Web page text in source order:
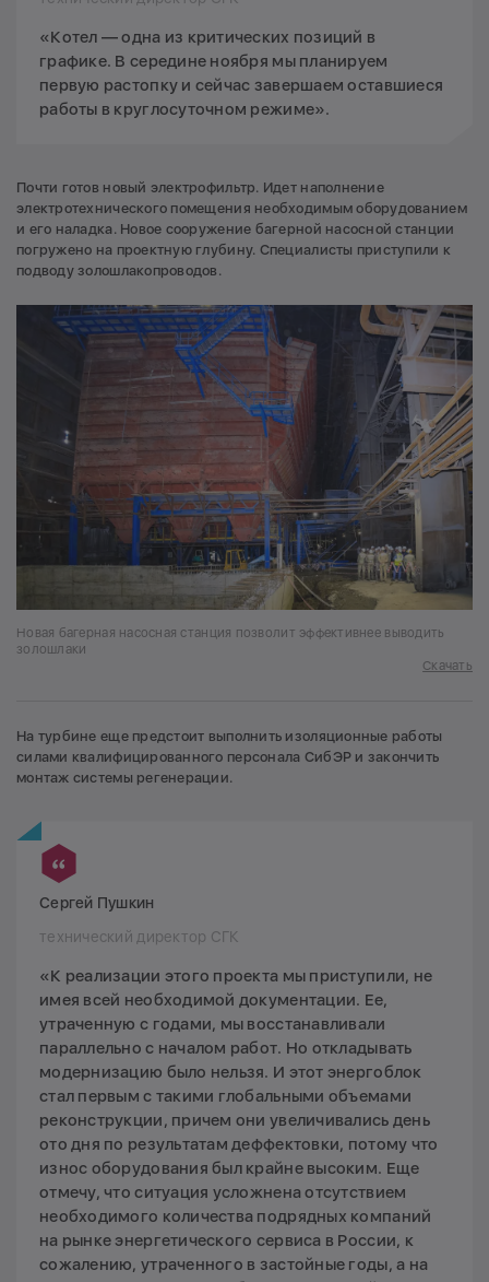
«Котел — одна из критических позиций в
графике. В середине ноября мы планируем
первую растопку и сейчас завершаем оставшиеся
работы в круглосуточном режиме».
Почти готов новый электрофильтр. Идет наполнение
электротехнического помещения необходимым оборудованием
и его наладка. Новое сооружение багерной насосной станции
погружено на проектную глубину. Специалисты приступили к
подводу золошлакопроводов.
Новая багерная насосная станция позволит эффективнее выводить
золошлаки
Скачать
На турбине еще предстоит выполнить изоляционные работы
силами квалифицированного персонала СибЭР и закончить
монтаж системы регенерации.
Сергей Пушкин
технический директор СГК
«К реализации этого проекта мы приступили, не
имея всей необходимой документации. Ее,
утраченную с годами, мы восстанавливали
параллельно с началом работ. Но откладывать
модернизацию было нельзя. И этот энергоблок
стал первым с такими глобальными объемами
реконструкции, причем они увеличивались день
ото дня по результатам деффектовки, потому что
износ оборудования был крайне высоким. Еще
отмечу, что ситуация усложнена отсутствием
необходимого количества подрядных компаний
на рынке энергетического сервиса в России, к
сожалению, утраченного в застойные годы, а на